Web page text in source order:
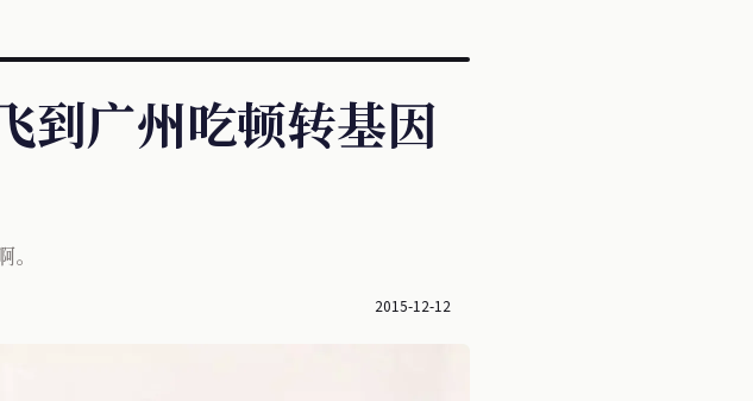
到广州吃顿转基因
2015-12-12